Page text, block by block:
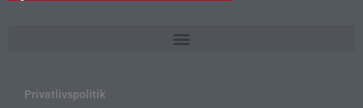
Privatlivspolitik